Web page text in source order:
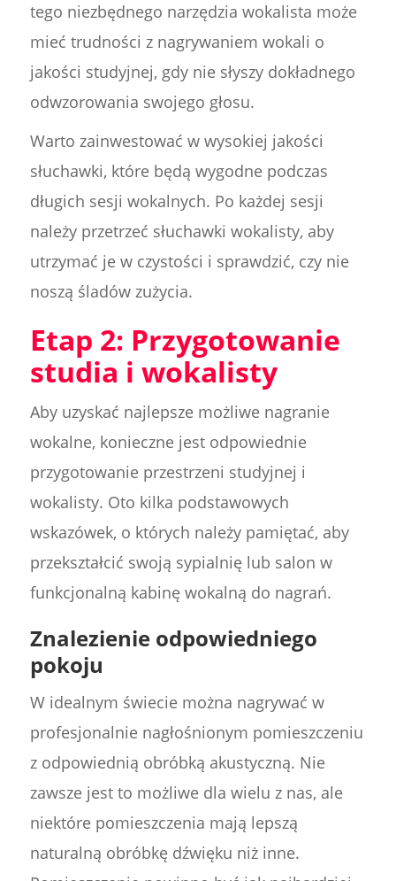
tego niezbędnego narzędzia wokalista może
mieć trudności z nagrywaniem wokali o
jakości studyjnej, gdy nie słyszy dokładnego
odwzorowania swojego głosu.
Warto zainwestować w wysokiej jakości
słuchawki, które będą wygodne podczas
długich sesji wokalnych. Po każdej sesji
należy przetrzeć słuchawki wokalisty, aby
utrzymać je w czystości i sprawdzić, czy nie
noszą śladów zużycia.
Etap 2: Przygotowanie
studia i wokalisty
Aby uzyskać najlepsze możliwe nagranie
wokalne, konieczne jest odpowiednie
przygotowanie przestrzeni studyjnej i
wokalisty. Oto kilka podstawowych
wskazówek, o których należy pamiętać, aby
przekształcić swoją sypialnię lub salon w
funkcjonalną kabinę wokalną do nagrań.
Znalezienie odpowiedniego
pokoju
W idealnym świecie można nagrywać w
profesjonalnie nagłośnionym pomieszczeniu
z odpowiednią obróbką akustyczną. Nie
zawsze jest to możliwe dla wielu z nas, ale
niektóre pomieszczenia mają lepszą
naturalną obróbkę dźwięku niż inne.